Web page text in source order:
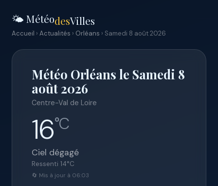
🌤️ MétéodesVilles
Accueil › Actualités › Orléans › Samedi 8 août 2026
Météo Orléans le Samedi 8
août 2026
Centre-Val de Loire
16°C
Ciel dégagé
Ressenti 14°C
🔄 Mis à jour à 06:03